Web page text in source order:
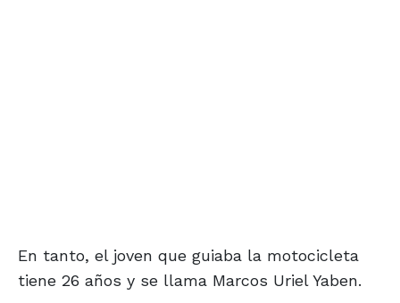
En tanto, el joven que guiaba la motocicleta
tiene 26 años y se llama Marcos Uriel Yaben.